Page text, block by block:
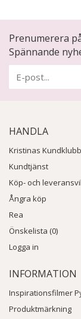
Prenumerera
Spännande
HANDLA
Kristinas Kundklubb
Kundtjänst
Köp- och
Ångra köp
Rea
Önskelista (0)
Logga in
INFORMATION
Inspirationsfilmer
Produktmärkning